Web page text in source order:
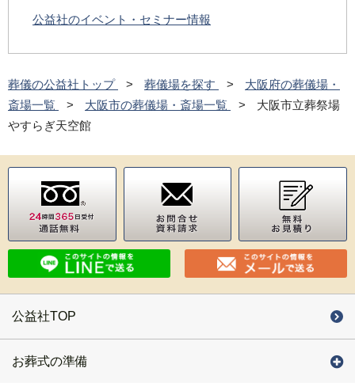
公益社のイベント・セミナー情報
葬儀の公益社トップ 葬儀場を探す
大阪府の葬儀場・
斎場一覧
大阪市の葬儀場・斎場一覧
大阪市立葬祭場
やすらぎ天空館
公益社TOP
お葬式の準備